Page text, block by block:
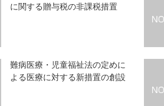
に関する贈与税の非課税措置
難病医療・児童福祉法の定めに
よる医療に対する新措置の創設